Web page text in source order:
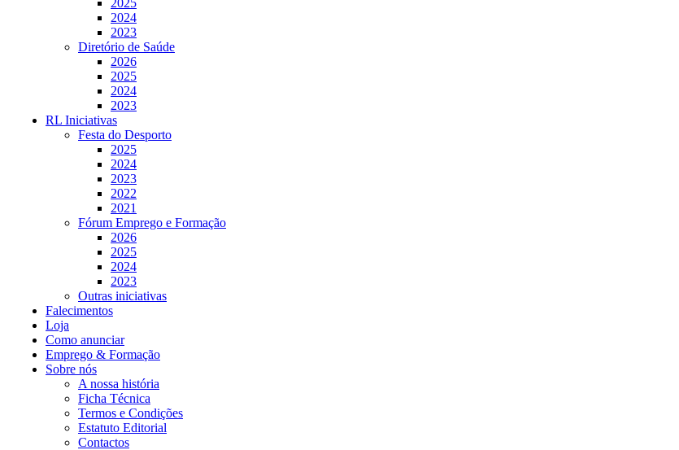
2024
2023
Diretório de Saúde
2026
2025
2024
2023
RL Iniciativas
Festa do Desporto
2025
2024
2023
2022
2021
Fórum Emprego e Formação
2026
2025
2024
2023
Outras iniciativas
Falecimentos
Loja
Como anunciar
Emprego & Formação
Sobre nós
A nossa história
Ficha Técnica
Termos e Condições
Estatuto Editorial
Contactos